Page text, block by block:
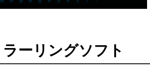
ーリングソフト